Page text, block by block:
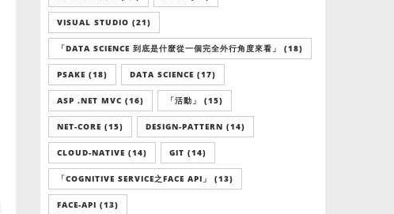
VISUAL STUDIO (21)
「DATA SCIENCE 到底是什麼從一個完全外行角度來看」 (18)
PSAKE (18) DATA SCIENCE (17)
ASP .NET MVC (16) 「活動」 (15)
NET-CORE (15) DESIGN-PATTERN (14)
CLOUD-NATIVE (14) GIT (14)
「COGNITIVE SERVICE之FACE API」 (13)
FACE-API (13)